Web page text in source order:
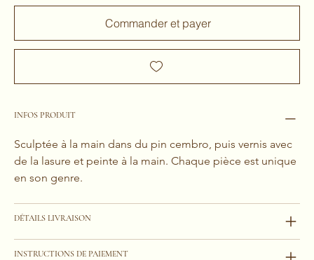
Commander et payer
INFOS PRODUIT
Sculptée à la main dans du pin cembro, puis vernis avec
de la lasure et peinte à la main. Chaque pièce est unique
en son genre.
DÉTAILS LIVRAISON
INSTRUCTIONS DE PAIEMENT